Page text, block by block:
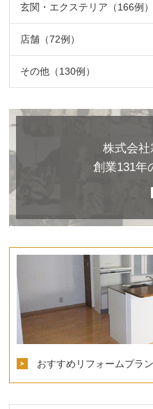
玄関・エクステリア（166例）
店舗（72例）
その他（130例）
株式会
創業131年
おすすめリフォームプラン